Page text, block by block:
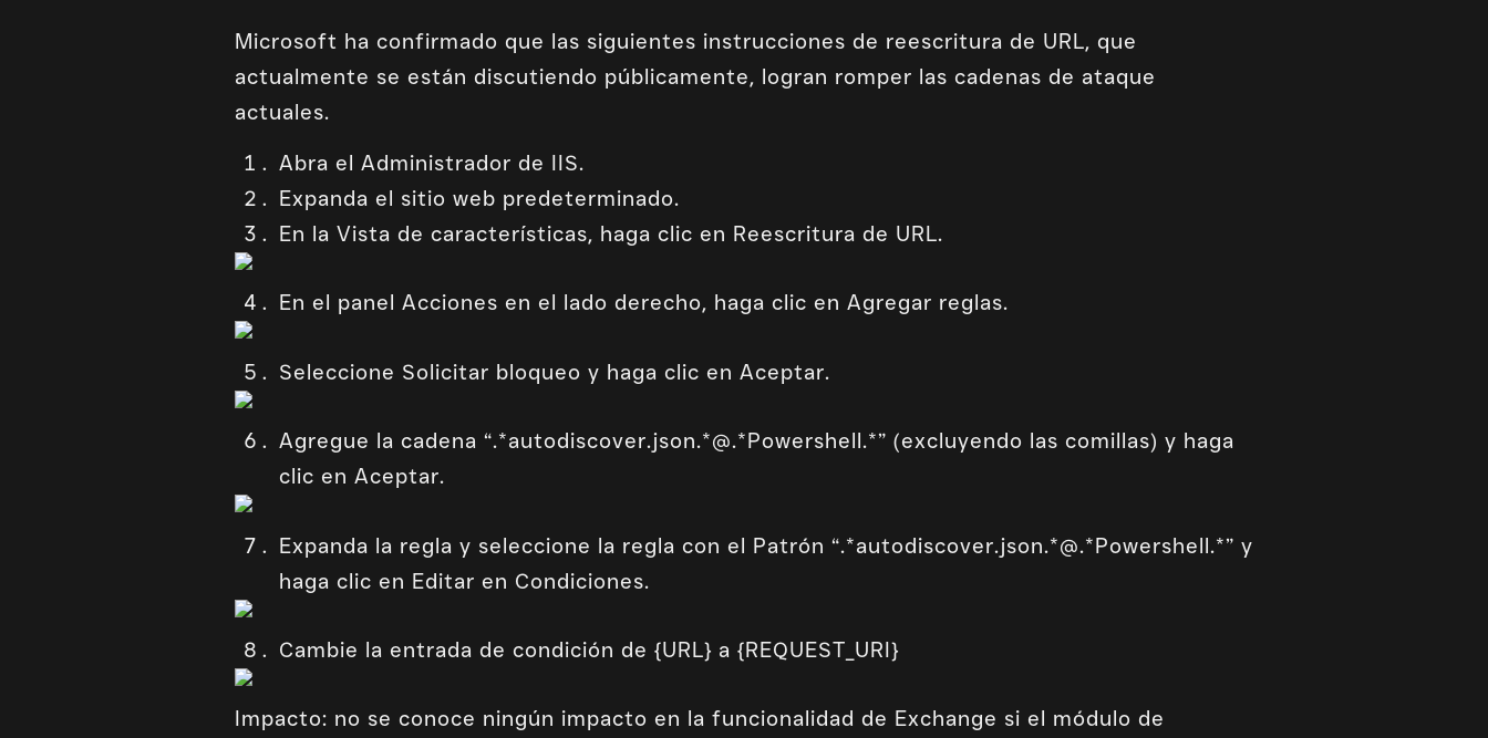
Microsoft ha confirmado que las siguientes instrucciones de reescritura de URL, que
actualmente se están discutiendo públicamente, logran romper las cadenas de ataque
actuales.
Abra el Administrador de IIS.
Expanda el sitio web predeterminado.
En la Vista de características, haga clic en Reescritura de URL.
En el panel Acciones en el lado derecho, haga clic en Agregar reglas.
Seleccione Solicitar bloqueo y haga clic en Aceptar.
Agregue la cadena “.*autodiscover.json.*@.*Powershell.*” (excluyendo las comillas) y haga
clic en Aceptar.
Expanda la regla y seleccione la regla con el Patrón “.*autodiscover.json.*@.*Powershell.*” y
haga clic en Editar en Condiciones.
Cambie la entrada de condición de {URL} a {REQUEST_URI}
Impacto: no se conoce ningún impacto en la funcionalidad de Exchange si el módulo de